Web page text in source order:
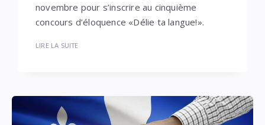
novembre pour s’inscrire au cinquième
concours d’éloquence «Délie ta langue!».
LIRE LA SUITE